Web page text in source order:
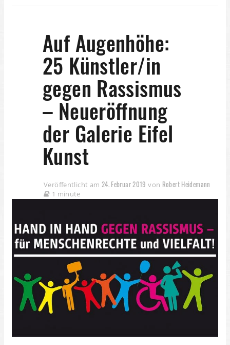
Auf Augenhöhe:
25 Künstler/in
gegen Rassismus
– Neueröffnung
der Galerie Eifel
Kunst
Veröffentlicht am 24. Februar 2019 von Robert Heidemann
1 minute